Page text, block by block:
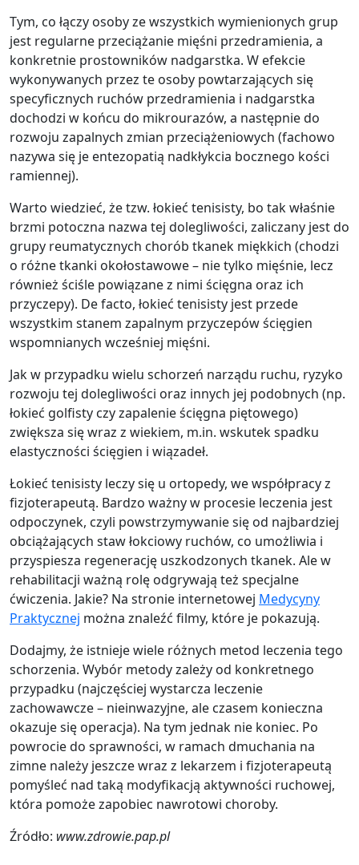
Tym, co łączy osoby ze wszystkich wymienionych grup
jest regularne przeciążanie mięśni przedramienia, a
konkretnie prostowników nadgarstka. W efekcie
wykonywanych przez te osoby powtarzających się
specyficznych ruchów przedramienia i nadgarstka
dochodzi w końcu do mikrourazów, a następnie do
rozwoju zapalnych zmian przeciążeniowych (fachowo
nazywa się je entezopatią nadkłykcia bocznego kości
ramiennej).
Warto wiedzieć, że tzw. łokieć tenisisty, bo tak właśnie
brzmi potoczna nazwa tej dolegliwości, zaliczany jest do
grupy reumatycznych chorób tkanek miękkich (chodzi
o różne tkanki okołostawowe – nie tylko mięśnie, lecz
również ściśle powiązane z nimi ścięgna oraz ich
przyczepy). De facto, łokieć tenisisty jest przede
wszystkim stanem zapalnym przyczepów ścięgien
wspomnianych wcześniej mięśni.
Jak w przypadku wielu schorzeń narządu ruchu, ryzyko
rozwoju tej dolegliwości oraz innych jej podobnych (np.
łokieć golfisty czy zapalenie ścięgna piętowego)
zwiększa się wraz z wiekiem, m.in. wskutek spadku
elastyczności ścięgien i wiązadeł.
Łokieć tenisisty leczy się u ortopedy, we współpracy z
fizjoterapeutą. Bardzo ważny w procesie leczenia jest
odpoczynek, czyli powstrzymywanie się od najbardziej
obciążających staw łokciowy ruchów, co umożliwia i
przyspiesza regenerację uszkodzonych tkanek. Ale w
rehabilitacji ważną rolę odgrywają też specjalne
ćwiczenia. Jakie? Na stronie internetowej Medycyny
Praktycznej można znaleźć filmy, które je pokazują.
Dodajmy, że istnieje wiele różnych metod leczenia tego
schorzenia. Wybór metody zależy od konkretnego
przypadku (najczęściej wystarcza leczenie
zachowawcze – nieinwazyjne, ale czasem konieczna
okazuje się operacja). Na tym jednak nie koniec. Po
powrocie do sprawności, w ramach dmuchania na
zimne należy jeszcze wraz z lekarzem i fizjoterapeutą
pomyśleć nad taką modyfikacją aktywności ruchowej,
która pomoże zapobiec nawrotowi choroby.
Źródło: www.zdrowie.pap.pl